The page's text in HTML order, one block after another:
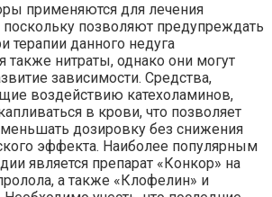
применяются для лечения
поскольку позволяют предупреждать
терапии данного недуга
также нитраты, однако они могут
зависимости. Средства,
воздействию катехоламинов,
в крови, что позволяет
дозировку без снижения
эффекта. Наиболее популярным
является препарат «Конкор» на
а также «Клофелин» и